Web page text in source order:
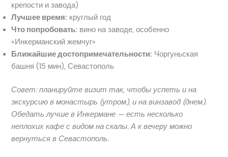
крепости и завода)
Лучшее время: круглый год
Что попробовать: вино на заводе, особенно
«Инкерманский жемчуг»
Ближайшие достопримечательности: Чоргуньская
башня (15 мин), Севастополь
Совет: планируйте визит так, чтобы успеть и на
экскурсию в монастырь (утром), и на винзавод (днем).
Обедать лучше в Инкермане — есть несколько
неплохих кафе с видом на скалы. А к вечеру можно
вернуться в Севастополь.